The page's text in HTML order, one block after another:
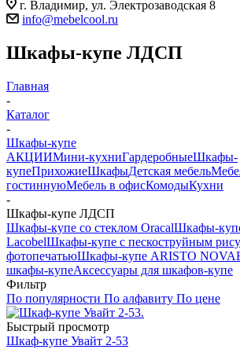
г. Владимир, ул. Электрозаводская 8
info@mebelcool.ru
Шкафы-купе ЛДСП
Главная
-
Каталог
-
Шкафы-купе
АКЦИИМини-кухниГардеробныеШкафы-
купеПрихожиеШкафыДетская мебель
гостиннуюМебель в офисКомодыКухни
-
Шкафы-купе ЛДСП
Шкафы-купе со стеклом OracalШкафы-
LacobelШкафы-купе с пескоструйным
фотопечатьюШкафы-купе ARISTO NOVA
шкафы-купеАксессуары для шкафов-купе
Фильтр
По популярности По алфавиту По цене
Быстрый просмотр
Шкаф-купе Увайт 2-53